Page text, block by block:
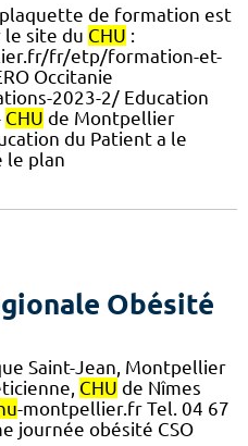
plaquette de formation est
site du CHU :
fr/etp/formation-et-
Occitanie
2023-2/ Education
CHU de Montpellier
du Patient a le
le plan
Obésité
Saint-Jean, Montpellier
CHU de Nîmes
-montpellier.fr Tel. 04 67
journée obésité CSO